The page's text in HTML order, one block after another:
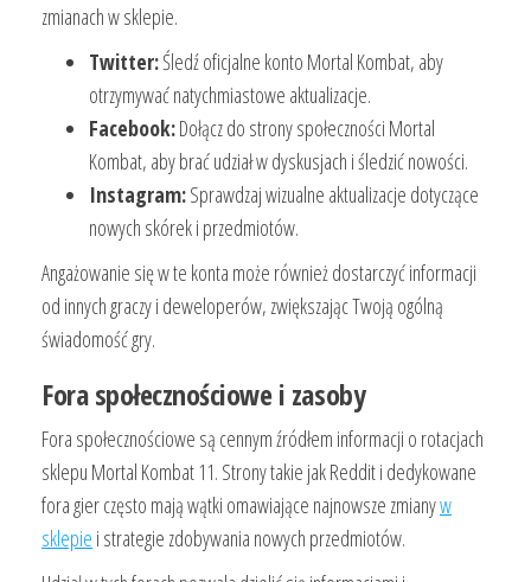
zmianach w sklepie.
Twitter:Śledź oficjalne konto Mortal Kombat, aby
otrzymywać natychmiastowe aktualizacje.
Facebook:Dołącz do strony społeczności Mortal
Kombat, aby brać udział w dyskusjach i śledzić nowości.
Instagram:Sprawdzaj wizualne aktualizacje dotyczące
nowych skórek i przedmiotów.
Angażowanie się w te konta może również dostarczyć informacji
od innych graczy i deweloperów, zwiększając Twoją ogólną
świadomość gry.
Fora społecznościowe i zasoby
Fora społecznościowe są cennym źródłem informacji o rotacjach
sklepu Mortal Kombat 11. Strony takie jak Reddit i dedykowane
fora gier często mają wątki omawiające najnowsze zmianyw
sklepie i strategie zdobywania nowych przedmiotów.